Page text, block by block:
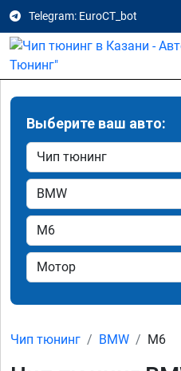
Telegram: EuroCT_bot
Выберите ваш авто:
Чип тюнинг BMW M6